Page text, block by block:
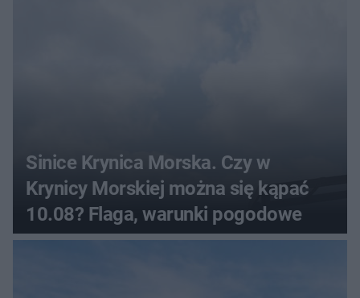
Sinice Krynica Morska. Czy w
Krynicy Morskiej można się kąpać
10.08? Flaga, warunki pogodowe